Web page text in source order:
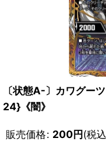
〔状態A-〕カワグー
24}《闇》
販売価格: 200円(税